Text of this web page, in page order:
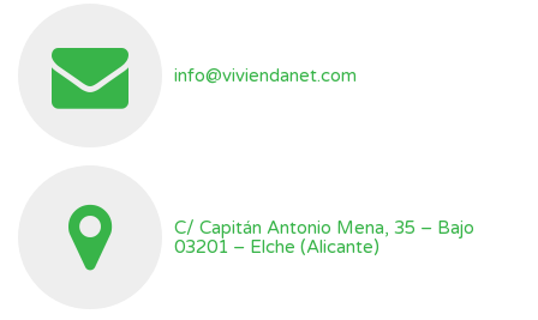
info@viviendanet.com
C/ Capitán Antonio Mena, 35 – Bajo
03201 – Elche (Alicante)